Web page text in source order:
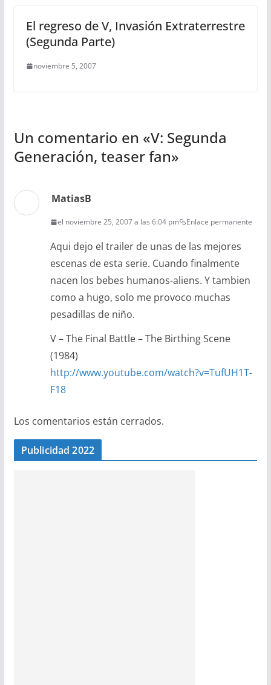
El regreso de V, Invasión Extraterrestre
(Segunda Parte)
noviembre 5, 2007
Un comentario en «V: Segunda
Generación, teaser fan»
MatiasB
el noviembre 25, 2007 a las 6:04 pm Enlace permanente
Aqui dejo el trailer de unas de las mejores
escenas de esta serie. Cuando finalmente
nacen los bebes humanos-aliens. Y tambien
como a hugo, solo me provoco muchas
pesadillas de niño.
V – The Final Battle – The Birthing Scene
(1984)
http://www.youtube.com/watch?v=TufUH1T-
F18
Los comentarios están cerrados.
Publicidad 2022